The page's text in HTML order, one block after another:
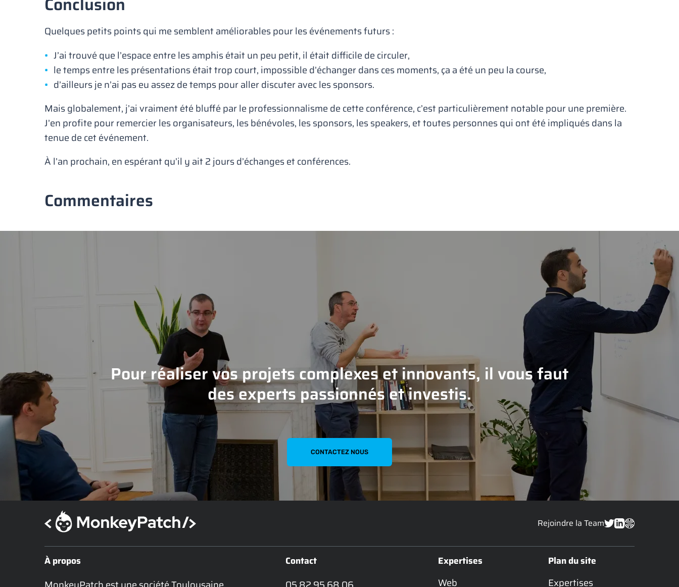
Quelques petits points qui me semblent améliorables pour les événements futurs :
J’ai trouvé que l’espace entre les amphis était un peu petit, il était difficile de circuler,
le temps entre les présentations était trop court, impossible d’échanger dans ces moments, ça a été un peu la course,
d’ailleurs je n’ai pas eu assez de temps pour aller discuter avec les sponsors.
Mais globalement, j’ai vraiment été bluffé par le professionnalisme de cette conférence, c’est particulièrement notable pour une première.
J’en profite pour remercier les organisateurs, les bénévoles, les sponsors, les speakers, et toutes personnes qui ont été impliqués dans la
tenue de cet événement.
À l’an prochain, en espérant qu’il y ait 2 jours d’échanges et conférences.
Commentaires
Pour réaliser vos projets complexes et innovants, il vous faut
des experts passionnés et investis.
CONTACTEZ NOUS
Rejoindre la Team
À propos Contact Expertises
Web
Plan du site
Expertises